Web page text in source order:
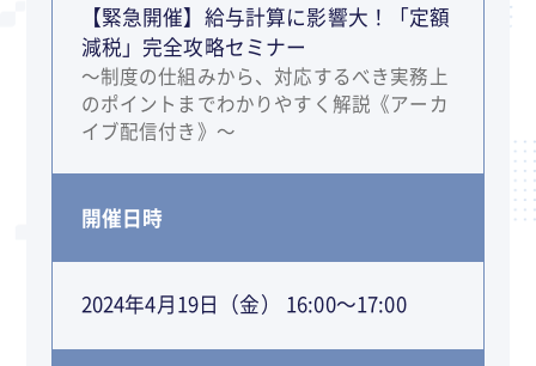
【緊急開催】給与計算に影響大！「定額
減税」完全攻略セミナー
～制度の仕組みから、対応するべき実務上
のポイントまでわかりやすく解説《アーカ
イブ配信付き》～
開催日時
2024年4月19日（金） 16:00～17:00